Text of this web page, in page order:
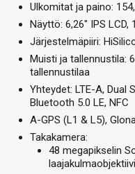
Ulkomitat ja paino:
Näyttö: 6,26″ IPS LCD,
Järjestelmäpiiri:
Muisti ja tallennustila:
tallennustilaa
Yhteydet: LTE-A, Dual
Bluetooth 5.0 LE, NFC
A-GPS (L1 & L5),
Takakamera:
48 megapikselin